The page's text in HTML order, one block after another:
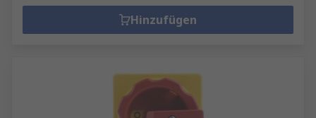
Hinzufügen